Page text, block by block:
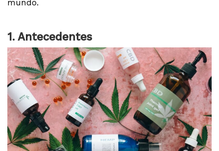
mundo.
1. Antecedentes